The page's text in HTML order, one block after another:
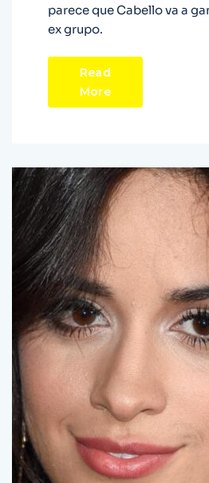
parece que Cabello va a
ex grupo.
Read
More